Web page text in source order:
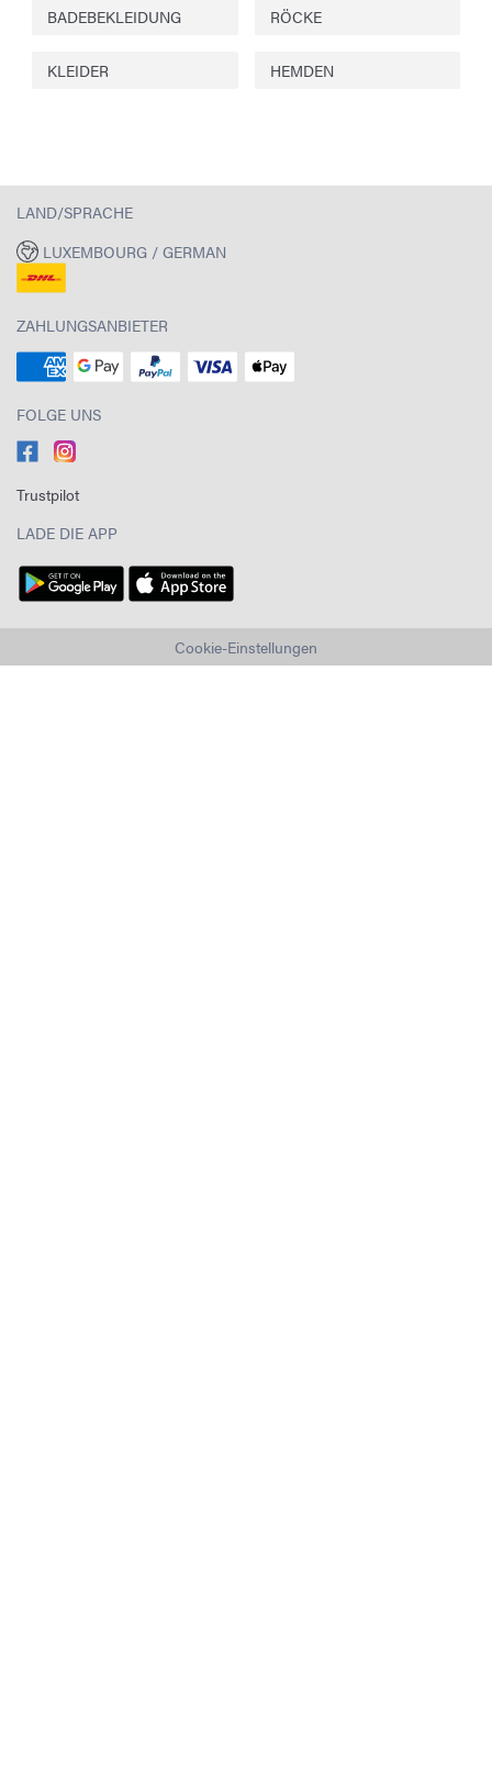
BADEBEKLEIDUNG RÖCKE
KLEIDER HEMDEN
LAND/SPRACHE
LUXEMBOURG / GERMAN
ZAHLUNGSANBIETER
FOLGE UNS
Trustpilot
LADE DIE APP
Cookie-Einstellungen